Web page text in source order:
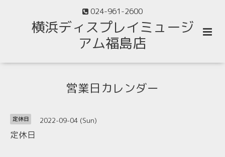
024-961-2600
横浜ディスプレイミュージ
アム福島店
営業日カレンダー
定休日 2022-09-04 (Sun)
定休日